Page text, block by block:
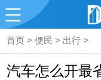
首页 >便民 > 出行 >
汽车怎么开最